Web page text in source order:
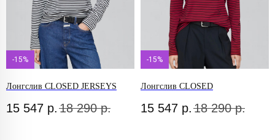
-15%
Лонгслив CLOSED JERSEYS
15 547 р. 18 290 р.
-15%
Лонгслив CLOSED
15 547 р. 18 290 р.